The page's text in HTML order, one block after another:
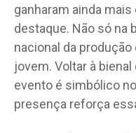
ganharam ainda
destaque. Não só na
nacional da
jovem. Voltar à
evento é simbólico
presença reforça